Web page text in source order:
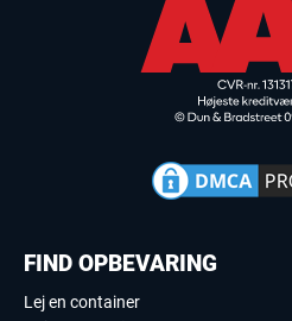
FIND OPBEVARING
Lej en container